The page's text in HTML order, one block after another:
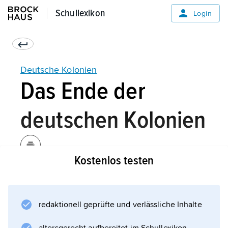
Schullexikon
Schullexikon Login
Deutsche Kolonien
Das Ende der
deutschen Kolonien
Herrschaft. Im Vertrag von Versailles (1919)
musste Deutschland, das den Krieg verloren
hatte, auf alle seine Kolonien verzichten. In
Kostenlos testen
redaktionell geprüfte und verlässliche Inhalte